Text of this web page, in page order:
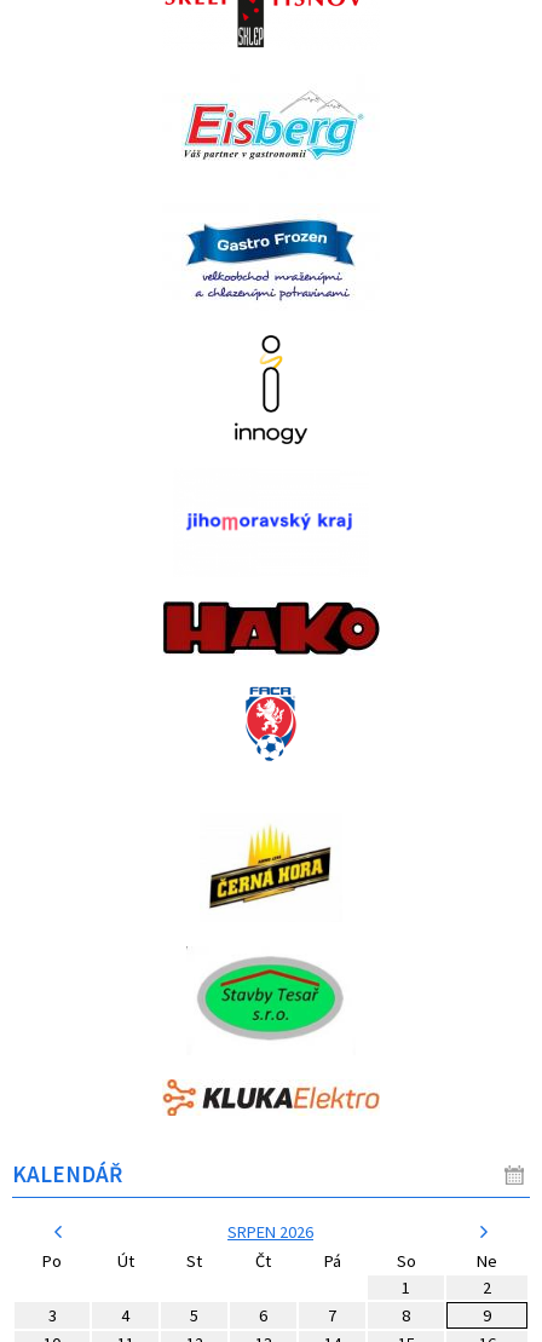
KALENDÁŘ
SRPEN 2026
Po
Út St Čt Pá So
Ne
1
2
3
4 5 6 7 8
9